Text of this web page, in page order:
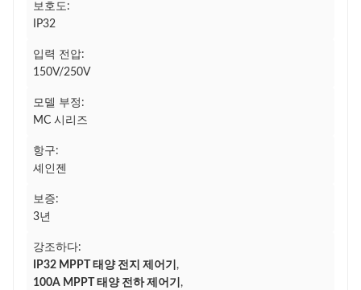
보호도:
IP32
입력 전압:
150V/250V
모델 부정:
MC 시리즈
항구:
셰인젠
보증:
3년
강조하다:
IP32 MPPT 태양 전지 제어기 ,
100A MPPT 태양 전하 제어기 ,